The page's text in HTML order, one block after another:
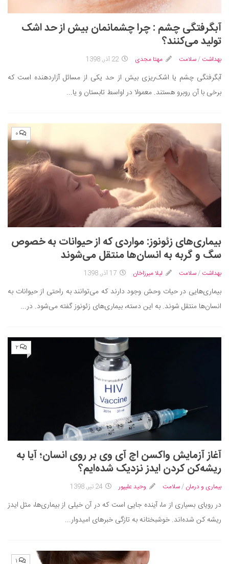
آبگرفتگی چشم : چرا چشمانمان بیش از حد اشک
تولید می‌کنند؟
بهداشت /سلامت مهتا مجدی 22 آذر, 1398
آبگرفتگی چشم یا اشک‌ریزی بیش از حد یکی از مسائل آزاردهنده است که
برخی با آن روبرو هستند. معمولا در اواسط تابستان و یا...
۰
بیماری‌های زئونوز: مواردی که از حیوانات به خصوص
سگ و گربه به انسان‌ها منتقل می‌شوند
بهداشت /سلامت لیلا میرزاخان 17 آذر, 1398
بیماری‌هایی در حیات وحش وجود دارند که می‌توانند به راحتی از حیوانات به
انسان‌ها منتقل شوند. به این دسته، بیماری‌های زئونوز گفته می‌شود. در...
۲
آغاز آزمایش واکسن اچ آی وی بر روی انسان؛ آیا به
ریشه‌کن کردن ایدز نزدیک شده‌ایم؟
بیماری و درمان /سلامت وحید علیپور 24 تیر, 1398
در رویای بسیاری از ما، آینده جایی است که در آن خیلی از بیماری‌ها، مثل ایدز
ریشه کن شده‌اند. خوشبختانه به تازگی خبرهای امیدوار...
۱